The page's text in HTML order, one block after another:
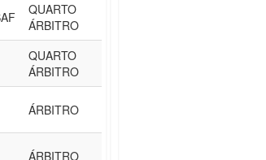
QUARTO
ÁRBITRO
QUARTO
ÁRBITRO
ÁRBITRO
ÁRBITRO